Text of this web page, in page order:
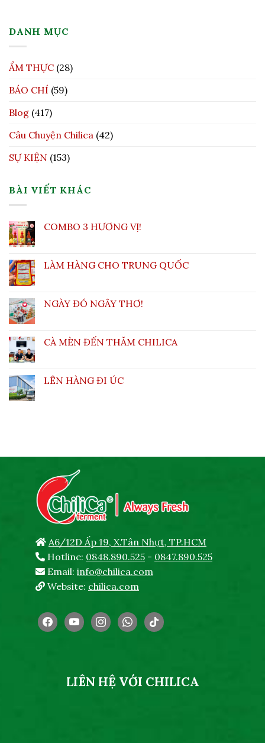
DANH MỤC
ẨM THỰC (28)
BÁO CHÍ (59)
Blog (417)
Câu Chuyện Chilica (42)
SỰ KIỆN (153)
BÀI VIẾT KHÁC
COMBO 3 HƯƠNG VỊ!
LÀM HÀNG CHO TRUNG QUỐC
NGÀY ĐÓ NGÂY THƠ!
CÀ MÈN ĐẾN THĂM CHILICA
LÊN HÀNG ĐI ÚC
A6/12D Ấp 19, X.Tân Nhựt, TP.HCM
Hotline: 0848.890.525 - 0847.890.525
Email: info@chilica.com
Website: chilica.com
facebookyoutubeinstagramwhatsapp
tiktok
LIÊN HỆ VỚI CHILICA